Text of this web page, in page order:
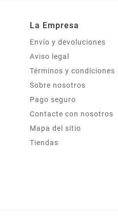
La Empresa
Envío y devoluciones
Aviso legal
Términos y condiciones
Sobre nosotros
Pago seguro
Contacte con nosotros
Mapa del sitio
Tiendas